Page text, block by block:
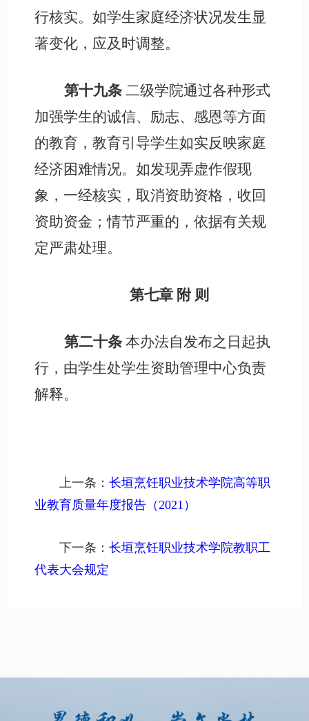
行核实。如学生家庭经济状况发生显
著变化，应及时调整。
第十九条 二级学院通过各种形式
加强学生的诚信、励志、感恩等方面
的教育，教育引导学生如实反映家庭
经济困难情况。如发现弄虚作假现
象，一经核实，取消资助资格，收回
资助资金；情节严重的，依据有关规
定严肃处理。
第七章 附 则
第二十条 本办法自发布之日起执
行，由学生处学生资助管理中心负责
解释。
上一条： 长垣烹饪职业技术学院高等职
业教育质量年度报告（2021）
下一条： 长垣烹饪职业技术学院教职工
代表大会规定